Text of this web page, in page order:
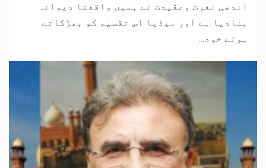
اندھی نفرت وعقیدت نے ہمیں واقعتا دیوانہ
بنادیا ہے اور میڈیا اس تقسیم کو بھڑکاتے
ہوئے خود...